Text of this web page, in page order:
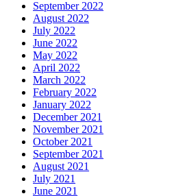
September 2022
August 2022
July 2022
June 2022
May 2022
April 2022
March 2022
February 2022
January 2022
December 2021
November 2021
October 2021
September 2021
August 2021
July 2021
June 2021